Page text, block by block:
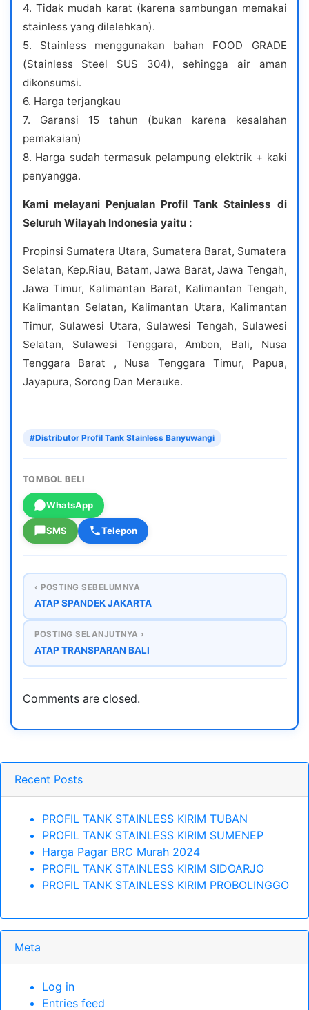
4. Tidak mudah karat (karena sambungan memakai
stainless yang dilelehkan).
5. Stainless menggunakan bahan FOOD GRADE
(Stainless Steel SUS 304), sehingga air aman
dikonsumsi.
6. Harga terjangkau
7. Garansi 15 tahun (bukan karena kesalahan
pemakaian)
8. Harga sudah termasuk pelampung elektrik + kaki
penyangga.
Kami melayani Penjualan Profil Tank Stainless di
Seluruh Wilayah Indonesia yaitu :
Propinsi Sumatera Utara, Sumatera Barat, Sumatera
Selatan, Kep.Riau, Batam, Jawa Barat, Jawa Tengah,
Jawa Timur, Kalimantan Barat, Kalimantan Tengah,
Kalimantan Selatan, Kalimantan Utara, Kalimantan
Timur, Sulawesi Utara, Sulawesi Tengah, Sulawesi
Selatan, Sulawesi Tenggara, Ambon, Bali, Nusa
Tenggara Barat , Nusa Tenggara Timur, Papua,
Jayapura, Sorong Dan Merauke.
#Distributor Profil Tank Stainless Banyuwangi
TOMBOL BELI
WhatsApp
SMS Telepon
‹ POSTING SEBELUMNYA
ATAP SPANDEK JAKARTA
POSTING SELANJUTNYA ›
ATAP TRANSPARAN BALI
Comments are closed.
Recent Posts
PROFIL TANK STAINLESS KIRIM TUBAN
PROFIL TANK STAINLESS KIRIM SUMENEP
Harga Pagar BRC Murah 2024
PROFIL TANK STAINLESS KIRIM SIDOARJO
PROFIL TANK STAINLESS KIRIM PROBOLINGGO
Meta
Log in
Entries feed